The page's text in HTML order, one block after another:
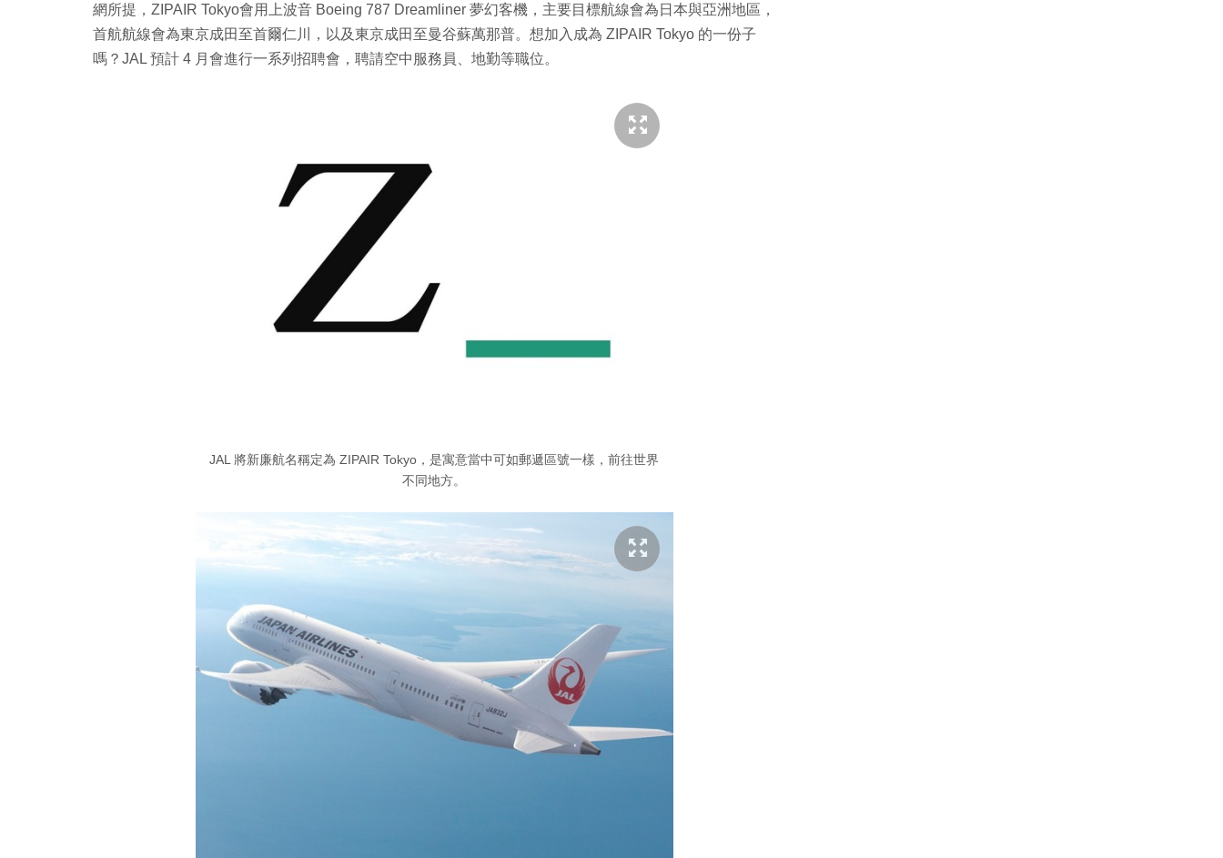
網所提，ZIPAIR Tokyo會用上波音 Boeing 787 Dreamliner 夢幻客機，主要目標航線會為日本與亞洲地區，
首航航線會為東京成田至首爾仁川，以及東京成田至曼谷蘇萬那普。想加入成為 ZIPAIR Tokyo 的一份子
嗎？JAL 預計 4 月會進行一系列招聘會，聘請空中服務員、地勤等職位。
JAL 將新廉航名稱定為 ZIPAIR Tokyo，是寓意當中可如郵遞區號一樣，前往世界
不同地方。